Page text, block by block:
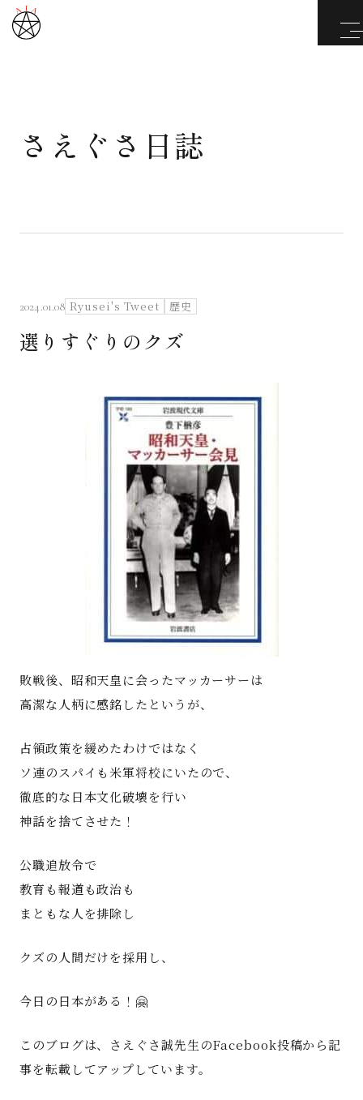
武道と医道
さえぐさ日誌
映像庫
特定商取引法に基づく表記
さえぐさ日誌
2024.01.08 Ryusei's Tweet 歴史
選りすぐりのクズ
敗戦後、昭和天皇に会ったマッカーサーは
高潔な人柄に感銘したというが、
占領政策を緩めたわけではなく
ソ連のスパイも米軍将校にいたので、
徹底的な日本文化破壊を行い
神話を捨てさせた！
公職追放令で
教育も報道も政治も
まともな人を排除し
クズの人間だけを採用し、
今日の日本がある！🤗
このブログは、さえぐさ誠先生のFacebook投稿から記
事を転載してアップしています。